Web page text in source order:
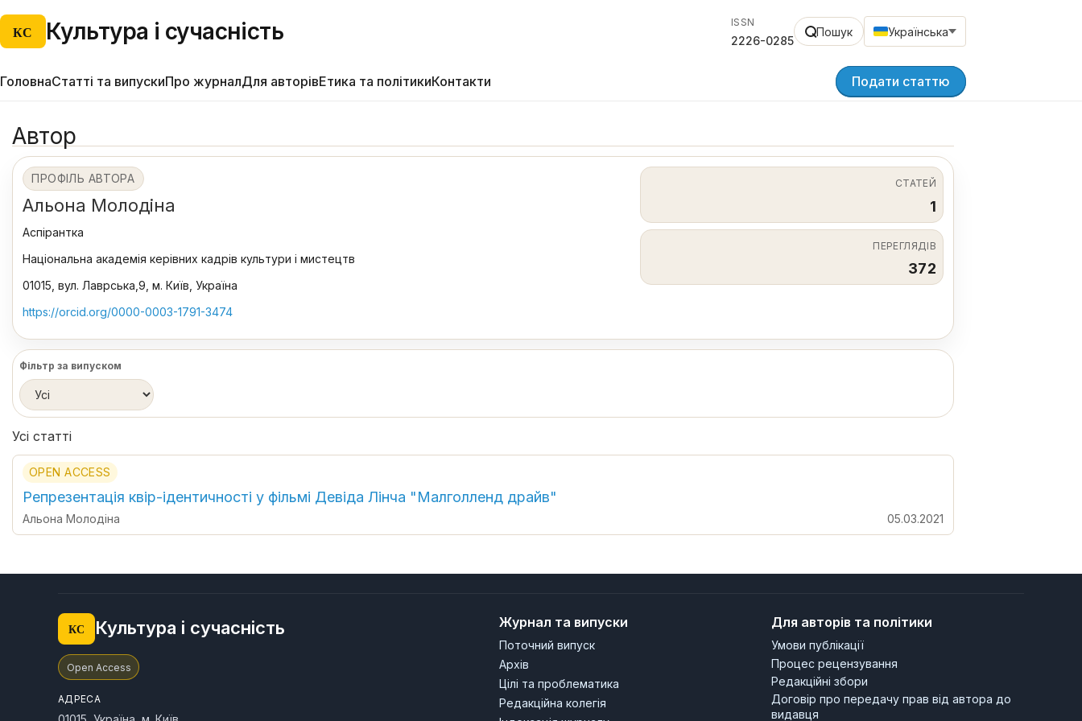
КС Культура і сучасність ISSN
2226-0285
Пошук Українська
ГоловнаСтатті та випускиПро журналДля авторівЕтика та політикиКонтакти Подати статтю
Автор
ПРОФІЛЬ АВТОРА
Альона Молодіна
Аспірантка
Національна академія керівних кадрів культури і мистецтв
01015, вул. Лаврська,9, м. Київ, Україна
https://orcid.org/0000-0003-1791-3474
СТАТЕЙ
1
ПЕРЕГЛЯДІВ
372
Фільтр за випуском
Усі статті
OPEN ACCESS
Репрезентація квір-ідентичності у фільмі Девіда Лінча "Малголленд драйв"
Альона Молодіна 05.03.2021
КС Культура і сучасність
Open Access
АДРЕСА
Журнал та випуски
Поточний випуск
Архів
Цілі та проблематика
Редакційна колегія
Для авторів та політики
Умови публікації
Процес рецензування
Редакційні збори
Договір про передачу прав від автора до
видавця